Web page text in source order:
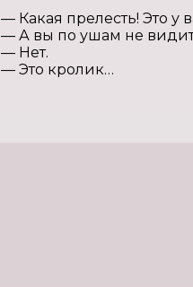
— Какая прелесть! Это у
— А вы по ушам не
— Нет.
— Это кролик…